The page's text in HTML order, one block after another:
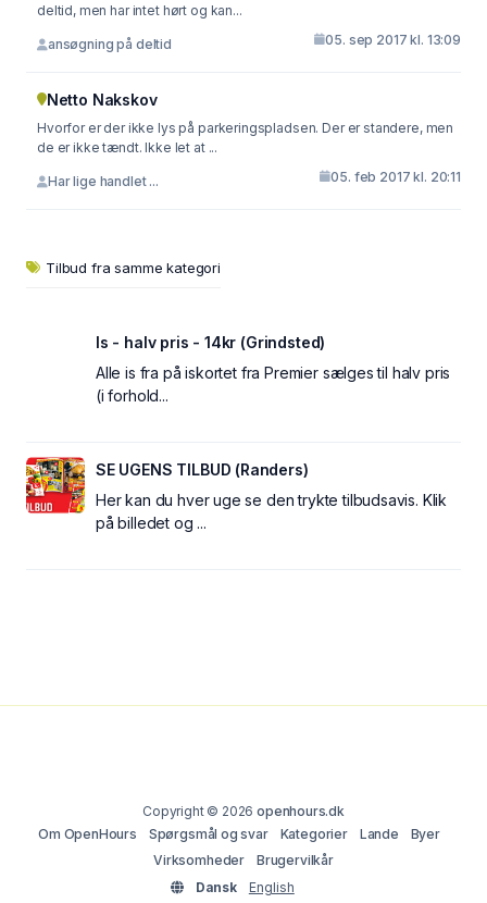
deltid, men har intet hørt og kan...
ansøgning på deltid 05. sep 2017 kl. 13:09
Netto Nakskov
Hvorfor er der ikke lys på parkeringspladsen. Der er standere, men
de er ikke tændt. Ikke let at ...
Har lige handlet ... 05. feb 2017 kl. 20:11
Tilbud fra samme kategori
Is - halv pris - 14kr (Grindsted)
Alle is fra på iskortet fra Premier sælges til halv pris
(i forhold...
SE UGENS TILBUD (Randers)
Her kan du hver uge se den trykte tilbudsavis. Klik
på billedet og ...
Copyright © 2026openhours.dk
Om OpenHours
Spørgsmål og svar Kategorier Lande
Byer
Virksomheder
Brugervilkår
Dansk
English